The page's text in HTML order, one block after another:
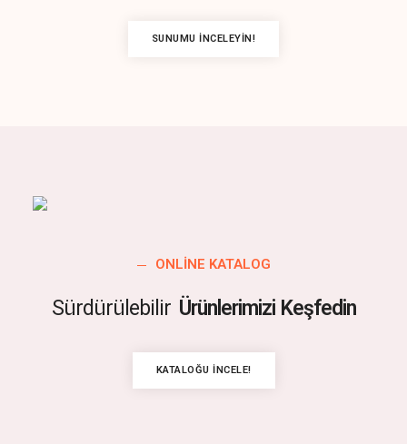
SUNUMU İNCELEYIN!
ONLINE KATALOG
Sürdürülebilir Ürünlerimizi Keşfedin
KATALOĞU İNCELE!